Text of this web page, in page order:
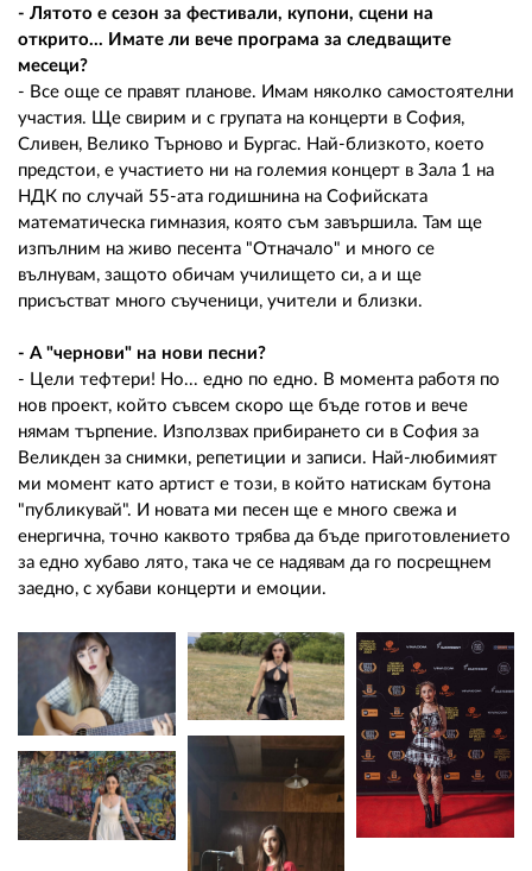
- Лятото е сезон за фестивали, купони, сцени на
открито... Имате ли вече програма за следващите
месеци?
- Все още се правят планове. Имам няколко самостоятелни
участия. Ще свирим и с групата на концерти в София,
Сливен, Велико Търново и Бургас. Най-близкото, което
предстои, е участието ни на големия концерт в Зала 1 на
НДК по случай 55-ата годишнина на Софийската
математическа гимназия, която съм завършила. Там ще
изпълним на живо песента "Отначало" и много се
вълнувам, защото обичам училището си, а и ще
присъстват много съученици, учители и близки.
- А "чернови" на нови песни?
- Цели тефтери! Но... едно по едно. В момента работя по
нов проект, който съвсем скоро ще бъде готов и вече
нямам търпение. Използвах прибирането си в София за
Великден за снимки, репетиции и записи. Най-любимият
ми момент като артист е този, в който натискам бутона
"публикувай". И новата ми песен ще е много свежа и
енергична, точно каквото трябва да бъде приготовлението
за едно хубаво лято, така че се надявам да го посрещнем
заедно, с хубави концерти и емоции.